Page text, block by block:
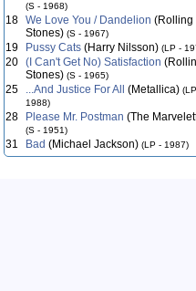
(S - 1968)
18 We Love You / Dandelion (Rolling
Stones) (S - 1967)
19 Pussy Cats (Harry Nilsson) (LP -
20 (I Can't Get No) Satisfaction
Stones) (S - 1965)
25 ...And Justice For All (Metallica)
1988)
28 Please Mr. Postman (The
(S - 1951)
31 Bad (Michael Jackson) (LP - 1987)